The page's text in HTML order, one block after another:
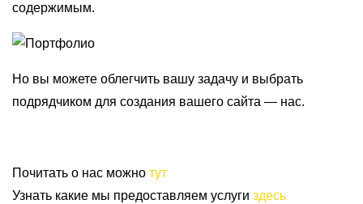
содержимым.
Но вы можете облегчить вашу задачу и выбрать
подрядчиком для создания вашего сайта — нас.
Почитать о нас можно тут
Узнать какие мы предоставляем услуги здесь